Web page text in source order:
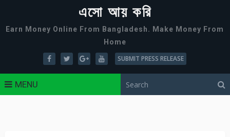
এসো আয় করি
Earn Money Online From Bangladesh. Make Money From
Home
SUBMIT PRESS RELEASE
MENU